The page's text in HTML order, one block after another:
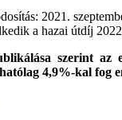
2021.
szerint az
4,9%-kal fog